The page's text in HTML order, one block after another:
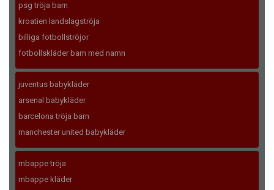
psg tröja barn
kroatien landslagströja
billiga fotbollströjor
fotbollskläder barn med namn
juventus babykläder
arsenal babykläder
barcelona tröja barn
manchester united babykläder
mbappe tröja
mbappe kläder